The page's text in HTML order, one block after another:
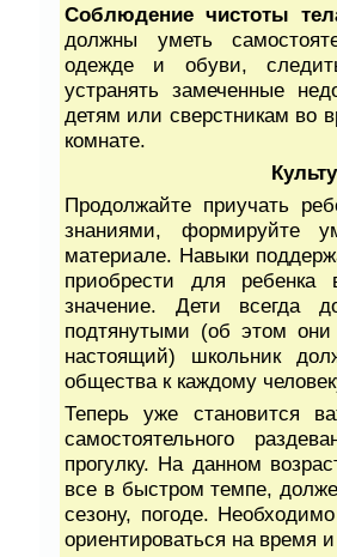
Соблюдение чистоты
должны уметь
одежде и обуви,
устранять замеченные
детям или сверстникам во
комнате.
Продолжайте приучать
знаниями, формируйте
материале. Навыки
приобрести для ребенка
значение. Дети всегда
подтянутыми (об этом
настоящий) школьник
общества к каждому
Теперь уже становится
самостоятельного
прогулку. На данном
все в быстром темпе,
сезону, погоде.
ориентироваться на время